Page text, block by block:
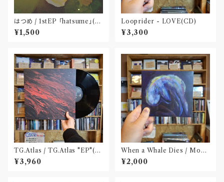
はつめ / 1stEP 「hatsume」(C
D)〝東京〟
¥1,500
Looprider - LOVE(CD)
¥3,300
TG.Atlas / TG.Atlas "EP"(12
inch)〝旭川〟
¥3,960
When a Whale Dies / Moby
Dick(CD)
¥2,000